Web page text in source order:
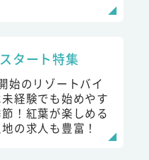
タート特集
始のリゾートバイ
未経験でも始めやす
節！紅葉が楽しめる
の求人も豊富！